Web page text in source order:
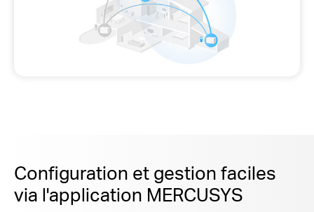
Configuration et gestion faciles
via l'application MERCUSYS